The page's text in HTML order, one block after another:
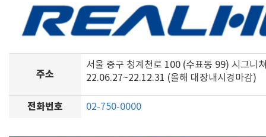
주소
서울 중구 청계천로 100 (수표동 99) 시그니
22.06.27~22.12.31 (올해 대장내시경마감)
전화번호 02-750-0000